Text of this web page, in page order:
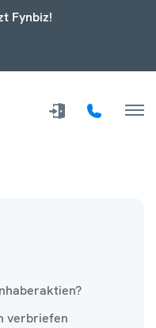
Fynbiz!
verbriefen